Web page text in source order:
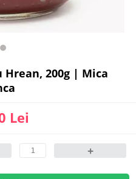
Hrean, 200g | Mica
Lei
+